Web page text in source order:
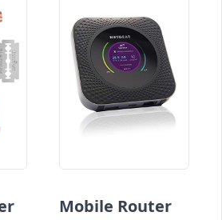
Mobile Router